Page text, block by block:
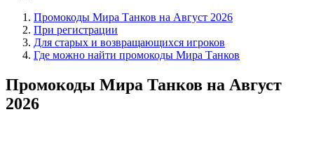
Промокоды Мира Танков на Август 2026
При регистрации
Для старых и возвращающихся игроков
Где можно найти промокоды Мира Танков
Промокоды Мира Танков на Август
2026